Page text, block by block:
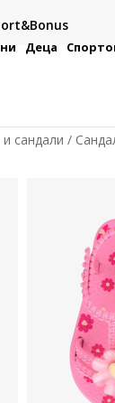
платежна
Деца
сандали